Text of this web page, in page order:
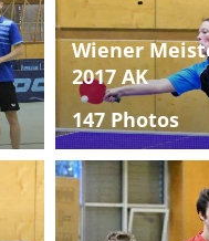
Wiener
2017 AK
147 Photos